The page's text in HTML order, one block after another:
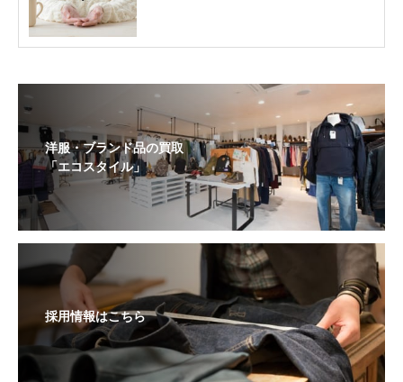
洋服・ブランド品の買取
「エコスタイル」
採用情報はこちら